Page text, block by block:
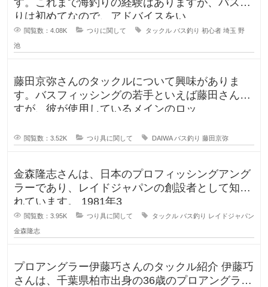
りは初めてなので、アドバイスをい
閲覧数：4.08K つりに関して タックル バス釣り 初心者 埼玉 野
池
藤田京弥さんのタックルについて興味がありま
す。バスフィッシングの若手といえば藤田さんで
すが、彼が使用しているメインのロッ
閲覧数：3.52K つり具に関して DAIWA バス釣り 藤田京弥
金森隆志さんは、日本のプロフィッシングアング
ラーであり、レイドジャパンの創設者として知ら
れています。 1981年3
閲覧数：3.95K つり具に関して タックル バス釣り レイドジャパン
金森隆志
プロアングラー伊藤巧さんのタックル紹介 伊藤巧
さんは、千葉県柏市出身の36歳のプロアングラー